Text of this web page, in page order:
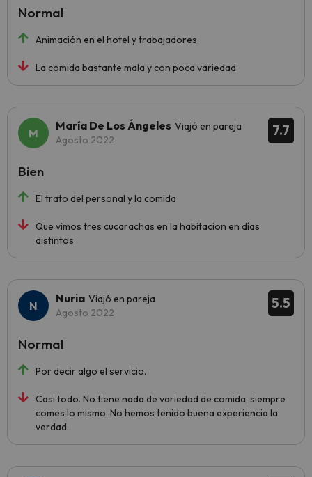
Animación en el hotel y trabajadores
La comida bastante mala y con poca variedad
Normal
7.7
María De Los Ángeles Viajó en pareja
Agosto 2022
El trato del personal y la comida
Que vimos tres cucarachas en la habitacion en días
distintos
Bien
5.5
Nuria Viajó en pareja
Agosto 2022
Por decir algo el servicio.
Casi todo. No tiene nada de variedad de comida, siempre
comes lo mismo. No hemos tenido buena experiencia la
verdad.
Normal